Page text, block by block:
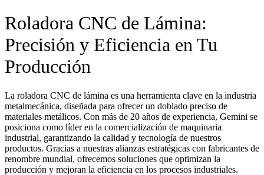
Roladora CNC de Lámina:
Precisión y Eficiencia en Tu
Producción
La roladora CNC de lámina es una herramienta clave en la industria
metalmecánica, diseñada para ofrecer un doblado preciso de
materiales metálicos. Con más de 20 años de experiencia, Gemini se
posiciona como líder en la comercialización de maquinaria
industrial, garantizando la calidad y tecnología de nuestros
productos. Gracias a nuestras alianzas estratégicas con fabricantes de
renombre mundial, ofrecemos soluciones que optimizan la
producción y mejoran la eficiencia en los procesos industriales.